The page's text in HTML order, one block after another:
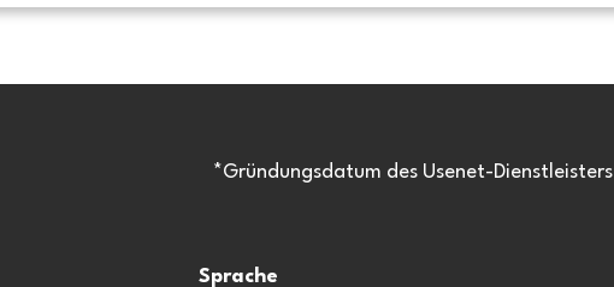
*Gründungsdatum des Usenet-Dienstleisters
Sprache